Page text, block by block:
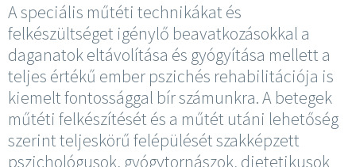
A speciális műtéti technikákat és
felkészültséget igénylő beavatkozásokkal a
daganatok eltávolítása és gyógyítása mellett a
teljes értékű ember pszichés rehabilitációja is
kiemelt fontossággal bír számunkra. A betegek
műtéti felkészítését és a műtét utáni lehetőség
szerint teljeskörű felépülését szakképzett
pszichológusok, gyógytornászok, dietetikusok